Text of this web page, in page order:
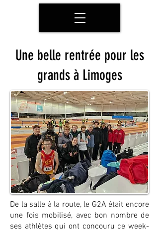
Une belle rentrée pour les
grands à Limoges
De la salle à la route, le G2A était encore
une fois mobilisé, avec bon nombre de
ses athlètes qui ont concouru ce week-